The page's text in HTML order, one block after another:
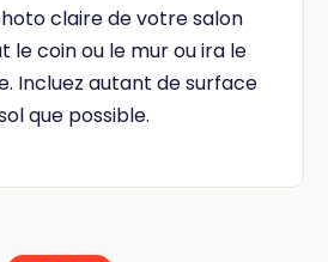
claire de votre salon
coin ou le mur ou ira le
Incluez autant de surface
que possible.